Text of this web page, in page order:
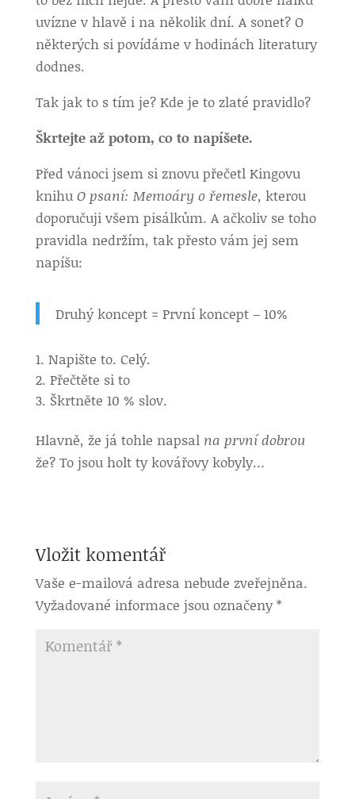
uvízne v hlavě i na několik dní. A sonet? O
některých si povídáme v hodinách literatury
dodnes.
Tak jak to s tím je? Kde je to zlaté pravidlo?
Škrtejte až potom, co to napíšete.
Před vánoci jsem si znovu přečetl Kingovu
knihu O psaní: Memoáry o řemesle, kterou
doporučuji všem pisálkům. A ačkoliv se toho
pravidla nedržím, tak přesto vám jej sem
napíšu:
Druhý koncept = První koncept – 10%
Napište to. Celý.
Přečtěte si to
Škrtněte 10 % slov.
Hlavně, že já tohle napsal na první dobrou
že? To jsou holt ty kovářovy kobyly…
Vložit komentář
Vaše e-mailová adresa nebude zveřejněna.
Vyžadované informace jsou označeny*